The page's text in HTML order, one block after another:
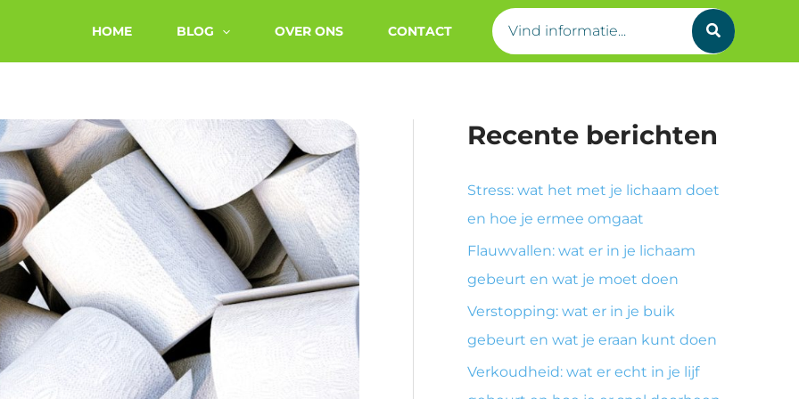
HOME BLOG OVER ONS CONTACT
Search
for:
Recente berichten
Stress: wat het met je lichaam doet
en hoe je ermee omgaat
Flauwvallen: wat er in je lichaam
gebeurt en wat je moet doen
Verstopping: wat er in je buik
gebeurt en wat je eraan kunt doen
Verkoudheid: wat er echt in je lijf